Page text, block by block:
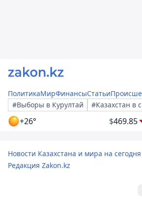
ПолитикаМирФинансыСтатьи
#Выборы в Курултай
#Казахстан в
+26° $469.85
Новости Казахстана и мира на сегодня
Редакция Zakon.kz